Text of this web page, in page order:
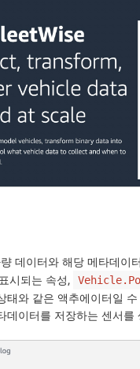
데이터와 해당 메타데이
시되는 속성,
와 같은 액추에이터일
이터를 저장하는 센서를